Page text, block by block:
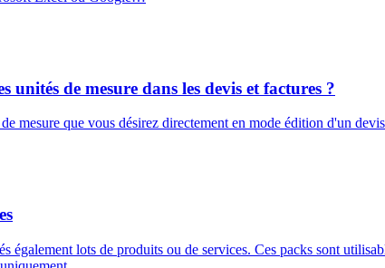
de mesure dans les devis et factures ?
mesure que vous désirez directement en mode édition d'un
également lots de produits ou de services. Ces packs sont